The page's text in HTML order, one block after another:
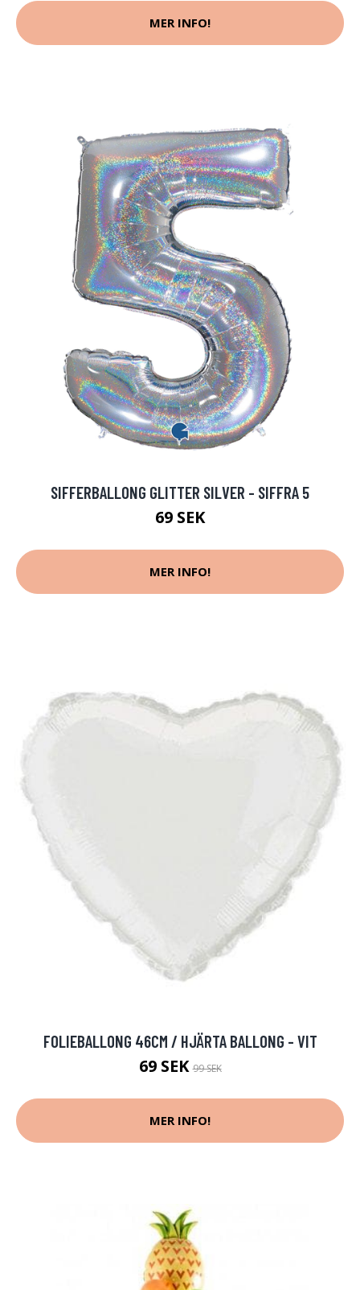
MER INFO!
SIFFERBALLONG GLITTER SILVER - SIFFRA 5
69 SEK
MER INFO!
FOLIEBALLONG 46CM / HJÄRTA BALLONG - VIT
69 SEK99 SEK
MER INFO!